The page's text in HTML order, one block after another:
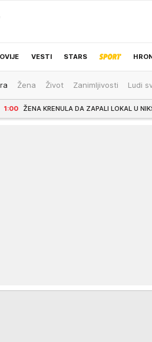
VESTI STARS
REGION NEWS IZBOR
Žena Život Zanimljivosti Ludi
DA ZAPALI LOKAL U NIKŠIĆU?!